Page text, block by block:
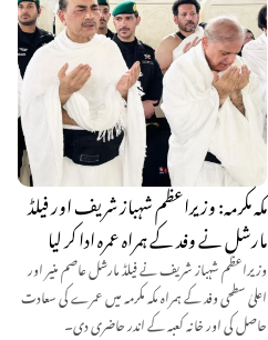
مکہ مکرمہ: وزیراعظم شہباز شریف اور فیلڈ
مارشل نے وفد کے ہمراہ عمرہ ادا کر لیا
وزیراعظم شہباز شریف نے فیلڈ مارشل عاصم منیر اور
اعلیٰ سطحی وفد کے ہمراہ مکہ مکرمہ میں عمرے کی سعادت
حاصل کی اور خانہ کعبہ کے اندر حاضری دی۔